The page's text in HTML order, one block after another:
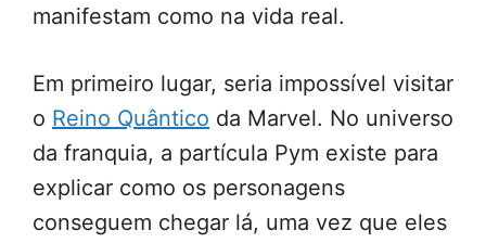
manifestam como na vida real.
Em primeiro lugar, seria impossível visitar
o Reino Quântico da Marvel. No universo
da franquia, a partícula Pym existe para
explicar como os personagens
conseguem chegar lá, uma vez que eles